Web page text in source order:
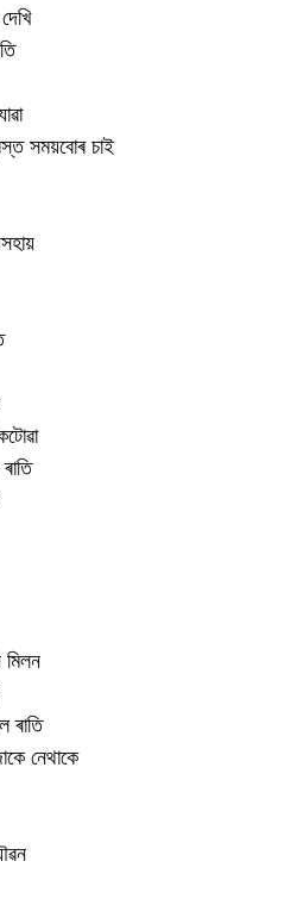
সময়বোৰ চাই
মিলন
ৰাতি
নেথাকে